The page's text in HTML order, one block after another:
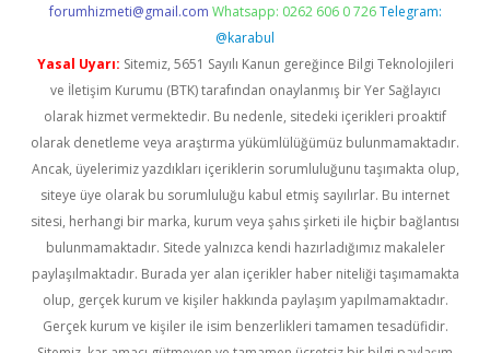
forumhizmeti@gmail.com Whatsapp: 0262 606 0 726 Telegram:
@karabul
Yasal Uyarı: Sitemiz, 5651 Sayılı Kanun gereğince Bilgi Teknolojileri
ve İletişim Kurumu (BTK) tarafından onaylanmış bir Yer Sağlayıcı
olarak hizmet vermektedir. Bu nedenle, sitedeki içerikleri proaktif
olarak denetleme veya araştırma yükümlülüğümüz bulunmamaktadır.
Ancak, üyelerimiz yazdıkları içeriklerin sorumluluğunu taşımakta olup,
siteye üye olarak bu sorumluluğu kabul etmiş sayılırlar. Bu internet
sitesi, herhangi bir marka, kurum veya şahıs şirketi ile hiçbir bağlantısı
bulunmamaktadır. Sitede yalnızca kendi hazırladığımız makaleler
paylaşılmaktadır. Burada yer alan içerikler haber niteliği taşımamakta
olup, gerçek kurum ve kişiler hakkında paylaşım yapılmamaktadır.
Gerçek kurum ve kişiler ile isim benzerlikleri tamamen tesadüfidir.